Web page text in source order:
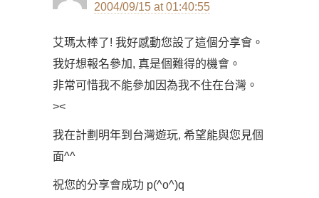
2004/09/15 at 01:40:55
艾瑪太棒了! 我好感動您設了這個分享會。
我好想報名參加, 真是個難得的機會。
非常可惜我不能參加因為我不住在台灣。
><
我在計劃明年到台灣遊玩, 希望能與您見個
面^^
祝您的分享會成功 p(^o^)q